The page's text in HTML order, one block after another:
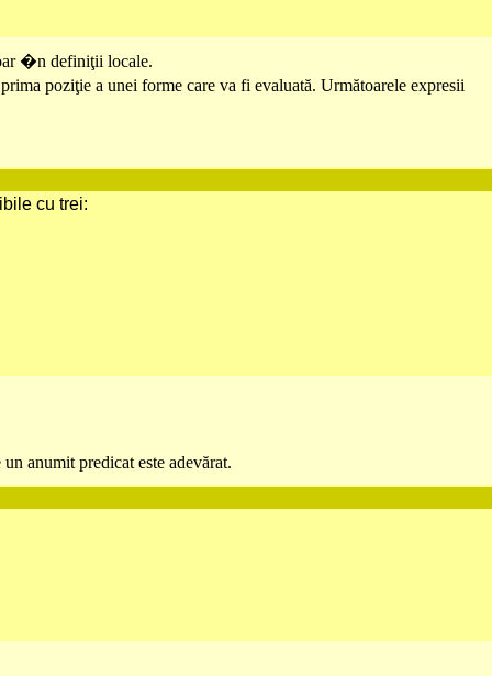
�n definiţii locale.
poziţie a unei forme care va fi evaluată. Următoarele expresii
cu trei:
anumit predicat este adevărat.